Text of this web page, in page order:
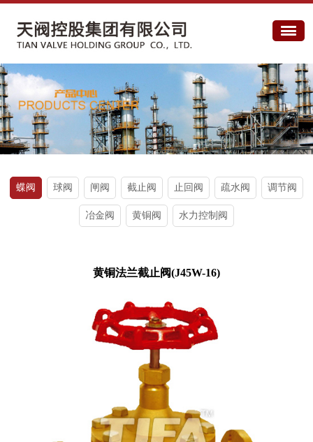
蝶阀 球阀 闸阀 截止阀 止回阀 疏水阀 调节阀
冶金阀 黄铜阀 水力控制阀
黄铜法兰截止阀(J45W-16)